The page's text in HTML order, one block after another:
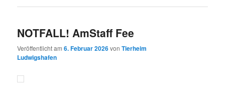
NOTFALL! AmStaff Fee
Veröffentlicht am6. Februar 2026vonTierheim
Ludwigshafen